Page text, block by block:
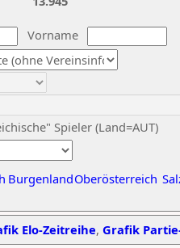
Vorname
Spieler (Land=AUT)
BurgenlandOberösterreich
Elo-Zeitreihe, Grafik